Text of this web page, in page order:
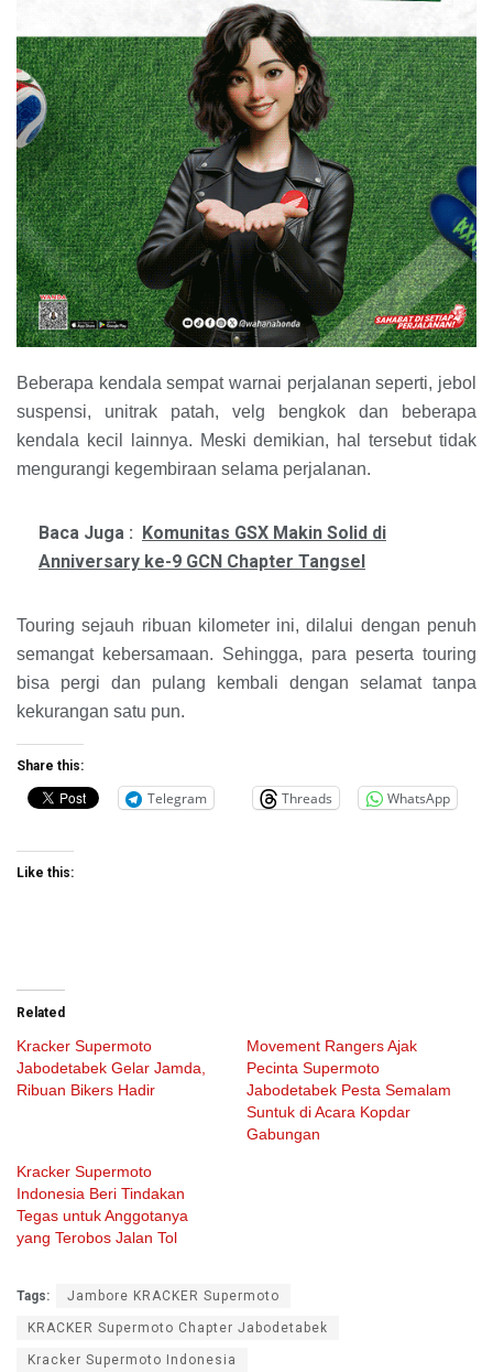
Beberapa kendala sempat warnai perjalanan seperti, jebol
suspensi, unitrak patah, velg bengkok dan beberapa
kendala kecil lainnya. Meski demikian, hal tersebut tidak
mengurangi kegembiraan selama perjalanan.
Baca Juga :
Komunitas GSX Makin Solid di
Anniversary ke-9 GCN Chapter Tangsel
Touring sejauh ribuan kilometer ini, dilalui dengan penuh
semangat kebersamaan. Sehingga, para peserta touring
bisa pergi dan pulang kembali dengan selamat tanpa
kekurangan satu pun.
Share this:
Telegram Threads WhatsApp
Like this:
Related
Kracker Supermoto
Jabodetabek Gelar Jamda,
Ribuan Bikers Hadir
Movement Rangers Ajak
Pecinta Supermoto
Jabodetabek Pesta Semalam
Suntuk di Acara Kopdar
Gabungan
Kracker Supermoto
Indonesia Beri Tindakan
Tegas untuk Anggotanya
yang Terobos Jalan Tol
Tags: Jambore KRACKER Supermoto
KRACKER Supermoto Chapter Jabodetabek
Kracker Supermoto Indonesia